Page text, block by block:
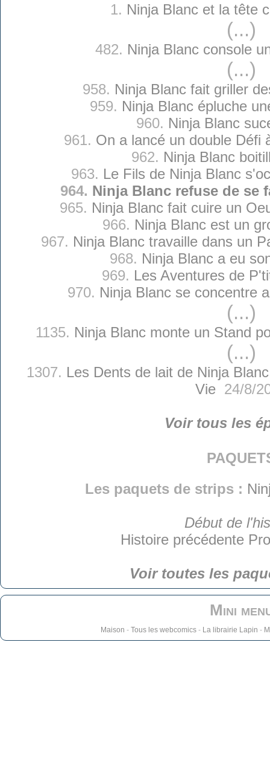
1. Ninja Blanc et la tête
(...)
482. Ninja Blanc console
(...)
958. Ninja Blanc fait griller
959. Ninja Blanc épluche
960. Ninja Blanc
961. On a lancé un double Défi
962. Ninja Blanc
963. Le Fils de Ninja Blanc
964. Ninja Blanc refuse de se
965. Ninja Blanc fait cuire un
966. Ninja Blanc est un
967. Ninja Blanc travaille dans un
968. Ninja Blanc a eu
969. Les Aventures de
970. Ninja Blanc se concentre
(...)
1135. Ninja Blanc monte un Stand
(...)
1307. Les Dents de lait de Ninja
Vie24/8/
Voir tous les
Les paquets de strips :
Début de
Histoire précédente
Voir toutes les
Mini
Maison - Tous les webcomics- La librairie Lapin -